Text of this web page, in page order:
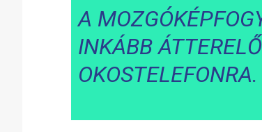
A
INKÁBB
OKOSTELEFONRA.